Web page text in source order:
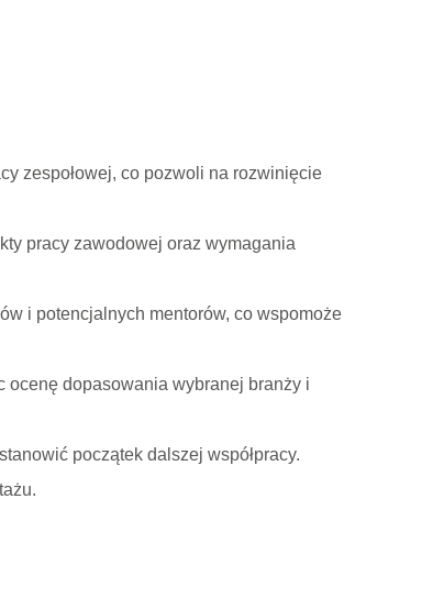
zespołowej, co pozwoli na rozwinięcie
pracy zawodowej oraz wymagania
i potencjalnych mentorów, co wspomoże
ocenę dopasowania wybranej branży i
początek dalszej współpracy.